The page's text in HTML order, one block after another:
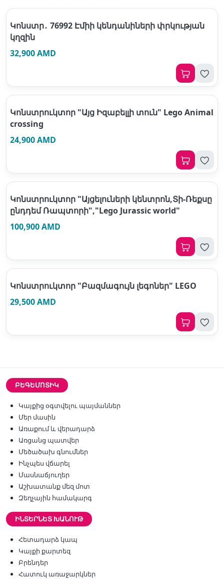
Կոնստր․ 76992 Էմիի կենդանիների փրկության
կղզին
32,900 AMD
Կոնստրուկտոր "Այց Իզաբելլի տուն" Lego Animal
crossing
24,900 AMD
Կոնստրուկտոր "Այցելուների կենտրոն,Տի-Ռեքսը
ընդդեմ Ռապտորի","Lego Jurassic world"
100,900 AMD
Կոնստրուկտոր "Բազմագույն լեգոներ" LEGO
29,500 AMD
ԲԵԳԵՄՈՏԻԿ
Կայքից օգտվելու պայմաններ
Մեր մասին
Առաքում և վերադարձ
Առցանց պատվեր
Մեծածախ գնումներ
Ինչպես վճարել
Մասնաճյուղեր
Աշխատանք մեզ մոտ
Զեղչային համակարգ
ԻՆՏԵՐՆԵՏ ԽԱՆՈՒԹ
Հետադարձ կապ
Կայքի քարտեզ
Բրենդեր
Հատուկ առաջարկներ